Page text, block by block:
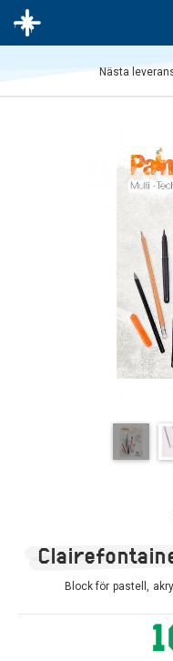
Nästa
Block för pastell,